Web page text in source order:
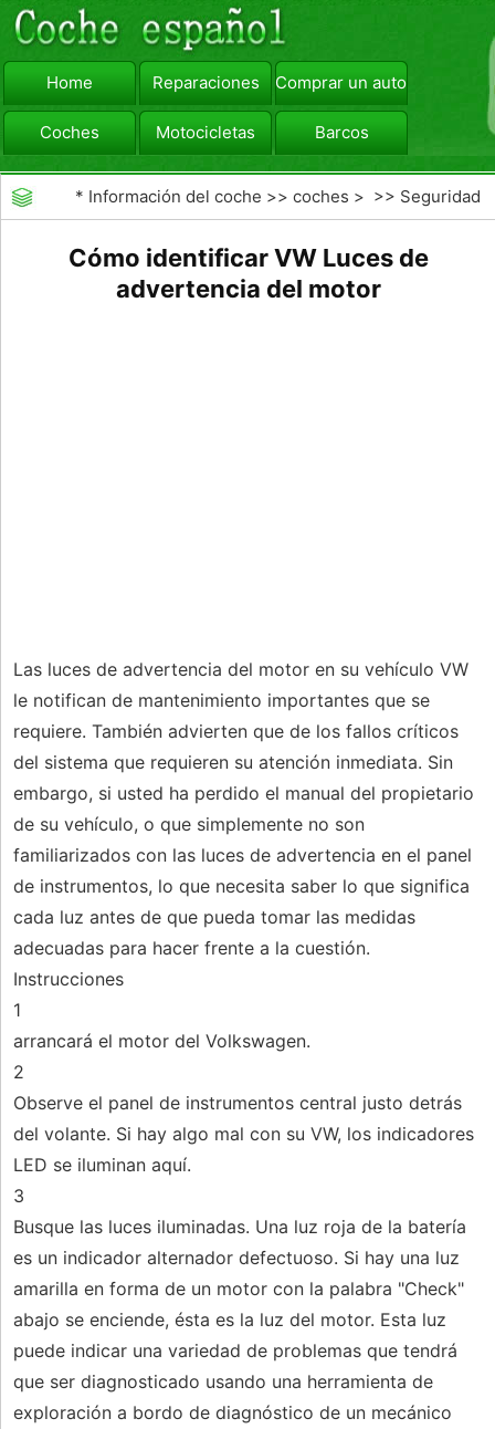
Home Reparaciones Comprar un automóvil
Coches Motocicletas Barcos
viajar Camiones
* Información del coche >>coches > >> Seguridad
Cómo identificar VW Luces de
advertencia del motor
Las luces de advertencia del motor en su vehículo VW
le notifican de mantenimiento importantes que se
requiere. También advierten que de los fallos críticos
del sistema que requieren su atención inmediata. Sin
embargo, si usted ha perdido el manual del propietario
de su vehículo, o que simplemente no son
familiarizados con las luces de advertencia en el panel
de instrumentos, lo que necesita saber lo que significa
cada luz antes de que pueda tomar las medidas
adecuadas para hacer frente a la cuestión.
Instrucciones
1
arrancará el motor del Volkswagen.
2
Observe el panel de instrumentos central justo detrás
del volante. Si hay algo mal con su VW, los indicadores
LED se iluminan aquí.
3
Busque las luces iluminadas. Una luz roja de la batería
es un indicador alternador defectuoso. Si hay una luz
amarilla en forma de un motor con la palabra "Check"
abajo se enciende, ésta es la luz del motor. Esta luz
puede indicar una variedad de problemas que tendrá
que ser diagnosticado usando una herramienta de
exploración a bordo de diagnóstico de un mecánico